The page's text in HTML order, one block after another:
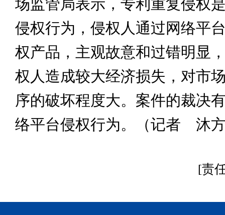
场监管局表示，专利重复侵权
侵权行为，侵权人通过网络平
权产品，主观故意和过错明显
权人造成较大经济损失，对市
序的破坏程度大。案件的裁决
络平台侵权行为。（记者 沐
[责